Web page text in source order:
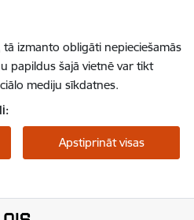
izmanto obligāti nepieciešamās
papildus šajā vietnē var tikt
mediju sīkdatnes.
Apstiprināt visas